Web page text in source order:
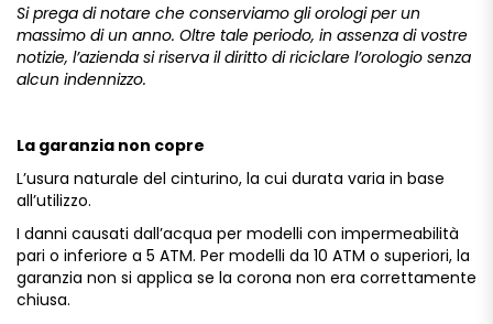
Siprega dinotare che conserviamo gliorologiperun
massimo diun anno. Oltre tale periodo, in assenza di vostre
notizie, l’azienda siriserva ildiritto diriciclare l’orologio senza
alcun indennizzo.
La garanzia non copre
L’usura naturale del cinturino, la cui durata varia in base
all’utilizzo.
I danni causati dall’acqua per modelli con impermeabilità
pari o inferiore a 5 ATM. Per modelli da 10 ATM o superiori, la
garanzia non si applica se la corona non era correttamente
chiusa.